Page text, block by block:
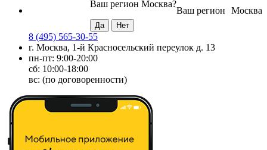
Москва
Ваш регион
Ваш регион Москва?
8 (495) 565-30-55
г. Москва, 1-й Красносельский переулок д. 13
пн-пт: 9:00-20:00
сб: 10:00-18:00
вс: (по договоренности)